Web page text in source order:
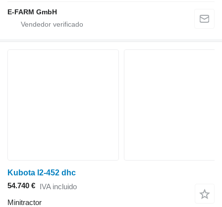
E-FARM GmbH
Kubota l2-452 dhc
54.740 € IVA incluido
Minitractor